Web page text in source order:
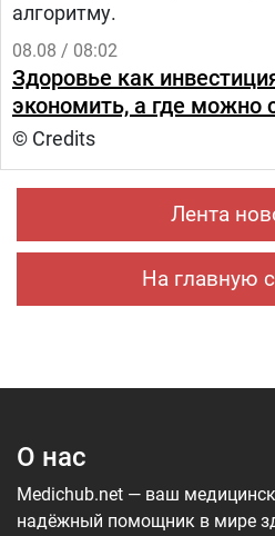
алгоритму.
08.08 / 08:02
Здоровье как
экономить, а где можно
© Credits
Лента
На главную
О нас
Medichub.net — ваш
надёжный помощник в мире